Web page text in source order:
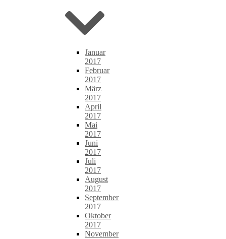
Januar
2017
Februar
2017
März
2017
April
2017
Mai
2017
Juni
2017
Juli
2017
August
2017
September
2017
Oktober
2017
November